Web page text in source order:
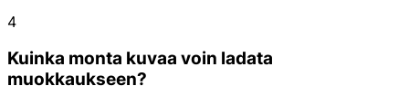
4
Kuinka monta kuvaa voin ladata
muokkaukseen?